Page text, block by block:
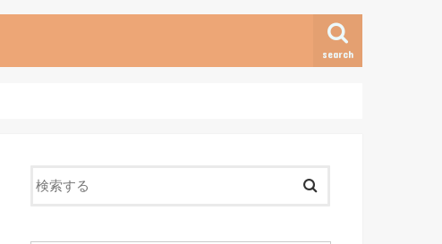
search